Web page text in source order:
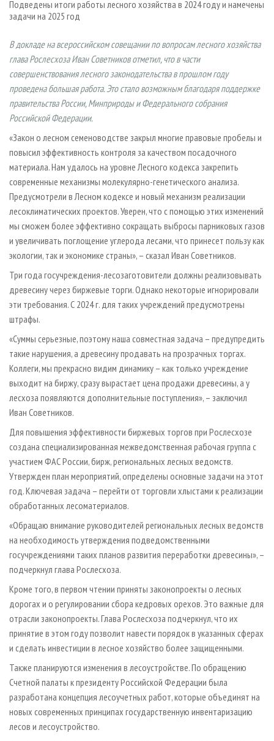
СУШКА ДРЕВЕСИНЫ
ДЕРЕВЯННОЕ ДОМОСТРОЕНИЕ
ПРОИЗВОДСТВО МЕБЕЛИ
БИОЭНЕРГЕТИКА
ЦБП
ПЕРСОНЫ
ОФИЦИАЛЬНЫЕ ДЕЛЕГАЦИИ
ПРИОРИТЕТНЫЕ ИНВЕСТПРОЕКТЫ
RUSSIAN FORESTRY REVIEW
ГАЗЕТА ЛЕСПРОМФОРУМ
КОНТАКТЫ
РЕКЛАМА
Подведены итоги работы лесного хозяйства в 2024 году и намечены
задачи на 2025 год
В докладе на всероссийском совещании по вопросам лесного хозяйства
глава Рослесхоза Иван Советников отметил, что в части
совершенствования лесного законодательства в прошлом году
проведена большая работа. Это стало возможным благодаря поддержке
правительства России, Минприроды и Федерального собрания
Российской Федерации.
«Закон о лесном семеноводстве закрыл многие правовые пробелы и
повысил эффективность контроля за качеством посадочного
материала. Нам удалось на уровне Лесного кодекса закрепить
современные механизмы молекулярно-генетического анализа.
Предусмотрели в Лесном кодексе и новый механизм реализации
лесоклиматических проектов. Уверен, что с помощью этих изменений
мы сможем более эффективно сокращать выбросы парниковых газов
и увеличивать поглощение углерода лесами, что принесет пользу как
экологии, так и экономике страны», – сказал Иван Советников.
Три года госучреждения-лесозаготовители должны реализовывать
древесину через биржевые торги. Однако некоторые игнорировали
эти требования. С 2024 г. для таких учреждений предусмотрены
штрафы.
«Суммы серьезные, поэтому наша совместная задача – преду­предить
такие нарушения, а древесину продавать на прозрачных торгах.
Коллеги, мы прекрасно видим динамику – как только учреждение
выходит на биржу, сразу вырастает цена продажи древесины, а у
лесхоза появляются дополнительные поступления», – заключил
Иван Советников.
Для повышения эффективности биржевых торгов при Рослесхозе
создана специализированная межведомственная рабочая группа с
участием ФАС России, бирж, региональных лесных ведомств.
Утвержден план мероприятий, определены основные задачи на этот
год. Ключевая задача – перейти от торговли хлыстами к реализации
обработанных лесоматериалов.
«Обращаю внимание руководителей региональных лесных ведомств
на необходимость утверждения подведомственными
госучреждениями таких планов развития переработки древесины», –
подчеркнул глава Рослесхоза.
Кроме того, в первом чтении приняты законопроекты о лесных
дорогах и о регулировании сбора кедровых орехов. Это важные для
отрасли законопроекты. Глава Рослесхоза подчеркнул, что их
принятие в этом году позволит навести порядок в указанных сферах
и сделать инвестиции в лесное хозяйство более защищенными.
Также планируются изменения в лесоустройстве. По обращению
Счетной палаты к президенту Российской Федерации была
разработана концепция лесоучетных работ, которые объединят на
новых современных принципах государственную инвентаризацию
лесов и лесоустройство.